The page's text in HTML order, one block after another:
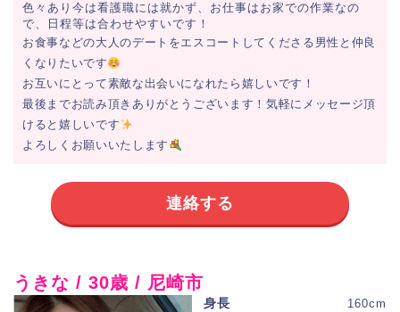
色々あり今は看護職には就かず、お仕事はお家での作業なの
で、日程等は合わせやすいです！
お食事などの大人のデートをエスコートしてくださる男性と仲良
くなりたいです
お互いにとって素敵な出会いになれたら嬉しいです！
最後までお読み頂きありがとうございます！気軽にメッセージ頂
けると嬉しいです
よろしくお願いいたします
連絡する
うきな / 30歳 / 尼崎市
身長 160cm